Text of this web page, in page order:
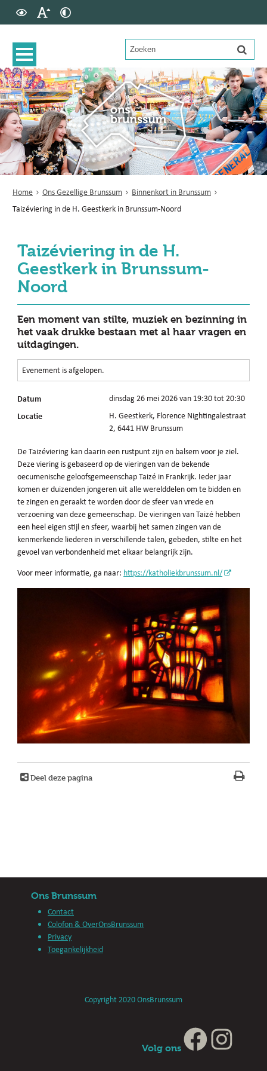
Home Ons Gezellige Brunssum
Binnenkort in Brunssum
Taizéviering in de H. Geestkerk in Brunssum-Noord
Taizéviering in de H.
Geestkerk in Brunssum-
Noord
Een moment van stilte, muziek en bezinning in
het vaak drukke bestaan met al haar vragen en
uitdagingen.
Evenement is afgelopen.
Datum dinsdag 26 mei 2026 van 19:30 tot 20:30
Locatie
H. Geestkerk, Florence Nightingalestraat
2, 6441 HW Brunssum
De Taizéviering kan daarin een rustpunt zijn en balsem voor je ziel.
Deze viering is gebaseerd op de vieringen van de bekende
oecumenische geloofsgemeenschap Taizé in Frankrijk. Ieder jaar
komen er duizenden jongeren uit alle werelddelen om te bidden en
te zingen en geraakt te worden door de sfeer van vrede en
verzoening van deze gemeenschap. De vieringen van Taizé hebben
een heel eigen stijl en sfeer, waarbij het samen zingen van de
kenmerkende liederen in verschillende talen, gebeden, stilte en het
gevoel van verbondenheid met elkaar belangrijk zijn.
Voor meer informatie, ga naar: https://katholiekbrunssum.nl/
Deel deze pagina
Ons Brunssum
Contact
Colofon & OverOnsBrunssum
Privacy
Toegankelijkheid
Copyright 2020 OnsBrunssum
Volg ons